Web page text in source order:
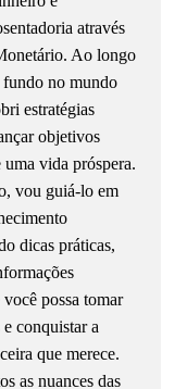
através
Ao longo
fundo no mundo
estratégias
objetivos
vida próspera.
vou guiá-lo em
dicas práticas,
possa tomar
conquistar a
que merece.
as nuances das